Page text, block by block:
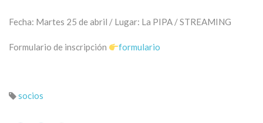
Fecha: Martes 25 de abril / Lugar: La PIPA / STREAMING
Formulario de inscripción formulario
socios